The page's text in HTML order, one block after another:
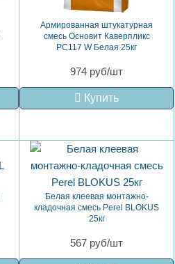
Армированная штукатурная
смесь Основит Каверпликс
PC117 W Белая 25кг
974 руб/шт
Купить
Белая клеевая монтажно-
кладочная смесь Perel BLOKUS
25кг
567 руб/шт